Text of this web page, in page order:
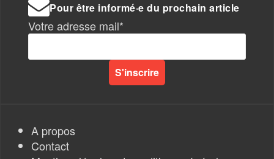
Pour être informé·e du prochain article
Votre adresse mail*
A propos
Contact